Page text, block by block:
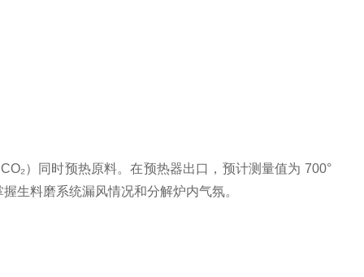
）同时预热原料。在预热器出口，预计测量值为 700°
生料磨系统漏风情况和分解炉内气氛。